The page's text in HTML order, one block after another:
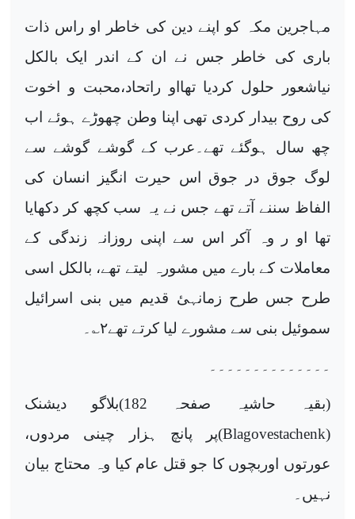
مہاجرین مکہ کو اپنے دین کی خاطر او راس ذات
باری کی خاطر جس نے ان کے اندر ایک بالکل
نیاشعور حلول کردیا تھااو راتحاد،محبت و اخوت
کی روح بیدار کردی تھی اپنا وطن چھوڑے ہوئے اب
چھ سال ہوگئے تھے۔عرب کے گوشے گوشے سے
لوگ جوق در جوق اس حیرت انگیز انسان کی
الفاظ سننے آتے تھے جس نے یہ سب کچھ کر دکھایا
تھا او ر وہ آکر اس سے اپنی روزانہ زندگی کے
معاملات کے بارے میں مشورہ لیتے تھے، بالکل اسی
طرح جس طرح زمانہئ قدیم میں بنی اسرائیل
سموئیل بنی سے مشورے لیا کرتے تھے۲؎۔
۔۔۔۔۔۔۔۔۔۔۔۔۔۔
(بقیہ حاشیہ صفحہ 182)بلاگو دیشنک
(
Blagovestachenk)پر پانچ ہزار چینی مردوں،
عورتوں اوربچوں کا جو قتل عام کیا وہ محتاج بیان
نہیں۔